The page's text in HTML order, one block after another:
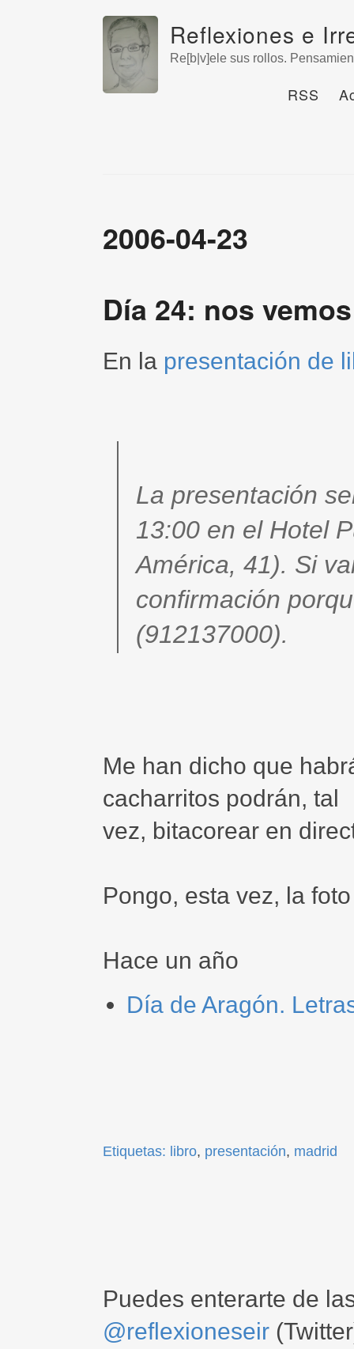
Reflexiones e
Re[b|v]ele sus rollos.
RSS
2006-04-23
Día 24: nos
En la presentación de
La presentación
13:00 en el Hotel
América, 41). Si
confirmación
(912137000).
Me han dicho que
cacharritos podrán, tal
vez, bitacorear en
Pongo, esta vez, la
Hace un año
Día de Aragón.
Etiquetas: libro, presentación, madrid
Puedes enterarte de
@reflexioneseir